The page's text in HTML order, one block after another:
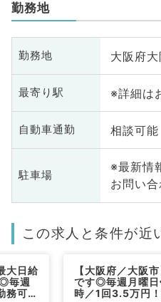
勤務地
勤務地 大阪府
最寄り駅 ※詳細は
自動車通勤 相談可能
駐車場
※最新情
お問い
この求人と条件が近
大日給
毎週
務可能
【大阪府／大阪
です◎毎週月曜
時／1回3.5万円